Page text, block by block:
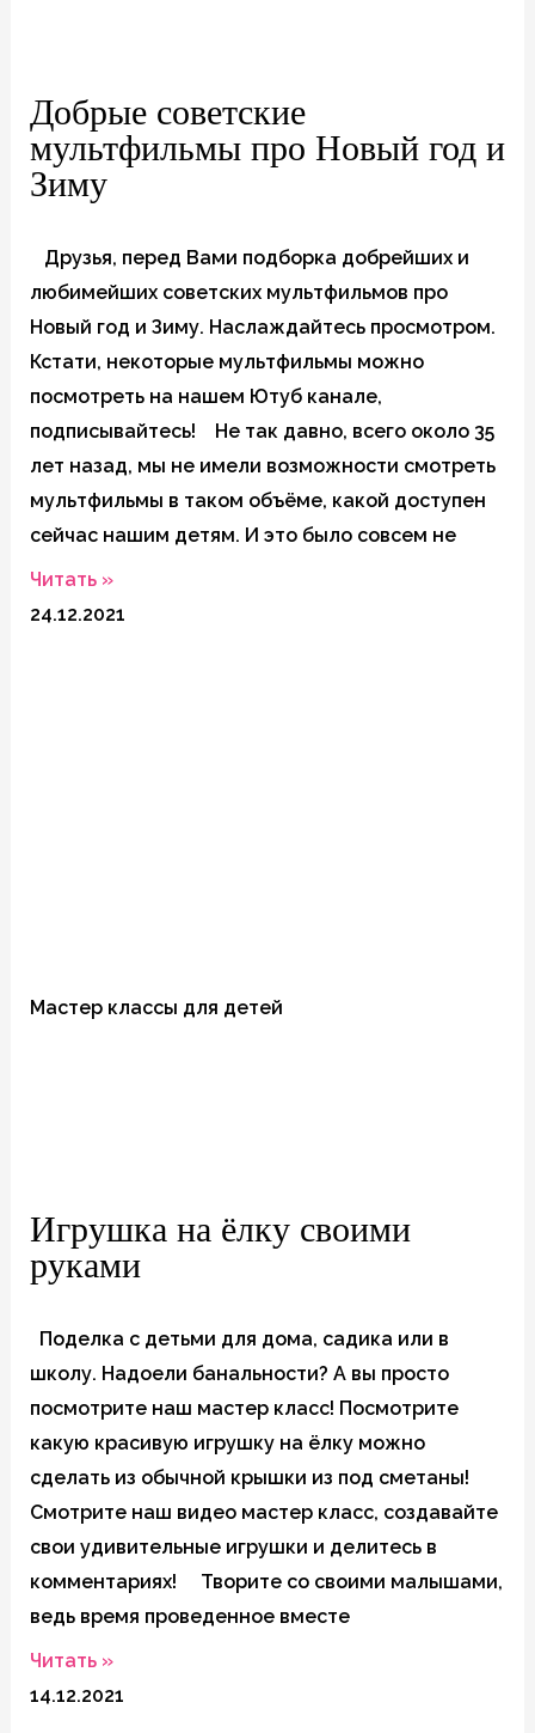
Добрые советские
мультфильмы про Новый год и
Зиму
Друзья, перед Вами подборка добрейших и
любимейших советских мультфильмов про
Новый год и Зиму. Наслаждайтесь просмотром.
Кстати, некоторые мультфильмы можно
посмотреть на нашем Ютуб канале,
подписывайтесь! Не так давно, всего около 35
лет назад, мы не имели возможности смотреть
мультфильмы в таком объёме, какой доступен
сейчас нашим детям. И это было совсем не
Читать »
24.12.2021
Мастер классы для детей
Игрушка на ёлку своими
руками
Поделка с детьми для дома, садика или в
школу. Надоели банальности? А вы просто
посмотрите наш мастер класс! Посмотрите
какую красивую игрушку на ёлку можно
сделать из обычной крышки из под сметаны!
Смотрите наш видео мастер класс, создавайте
свои удивительные игрушки и делитесь в
комментариях! Творите со своими малышами,
ведь время проведенное вместе
Читать »
14.12.2021